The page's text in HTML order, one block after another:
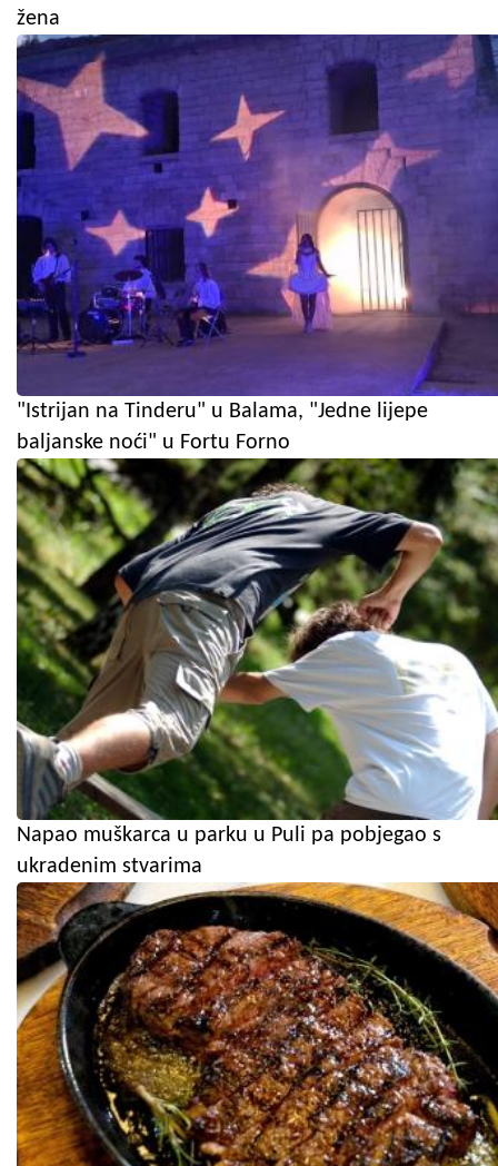
žena
"Istrijan na Tinderu" u Balama, "Jedne lijepe
baljanske noći" u Fortu Forno
Napao muškarca u parku u Puli pa pobjegao s
ukradenim stvarima